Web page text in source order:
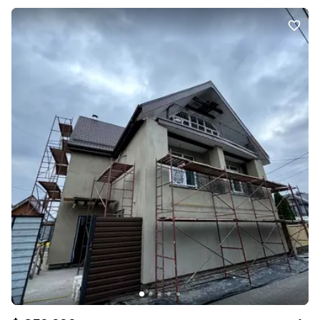
Продаж здійснюється з всіма меблями та технікою, в зв’язку з
виїздом за кордон. Другий об’єкт – частина будинку, виведена в
одиницю, загальною площею 44,3 м2, має 2 кімнати, кухню 10м2,
стан. Земельна ділянка 4,33 сотки, розділена на 2 окремих
кадастрових номери, під кожний житловий будинок окремо.
Прекрасний варіант для 2-х родин, або ж як інвестиція для
власного житла та здачі нерухомості в оренду. За більш
детальною інформацією,додатковими фото та стосовно
перегляду звертайтесь до менеджера за номером телефону
0931110091 Володимир. Вартість 199 000 $ Покупець сплачує
комісію агентства – 3%